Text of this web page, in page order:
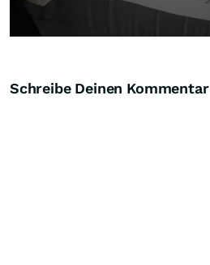
Schreibe Deinen Kommentar